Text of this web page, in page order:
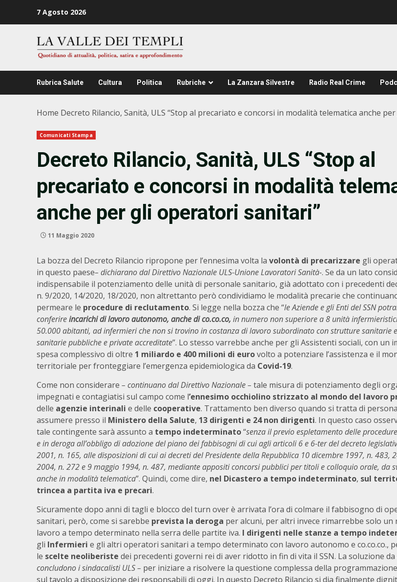
7 Agosto 2026
Rubrica Salute Cultura Politica Rubriche La Zanzara Silvestre Radio Real Crime
Home Decreto Rilancio, Sanità, ULS “Stop al precariato e concorsi in modalità telematica anche
Comunicati Stampa
Decreto Rilancio, Sanità, ULS “Stop al
precariato e concorsi in modalità
anche per gli operatori sanitari”
11 Maggio 2020
La bozza del Decreto Rilancio ripropone per l’ennesima volta la volontà di precarizzare gli
in questo paese– dichiarano dal Direttivo Nazionale ULS-Unione Lavoratori Sanità-. Se da un lato
indispensabile il potenziamento delle unità di personale sanitario, già adottato con i precedenti
n. 9/2020, 14/2020, 18/2020, non altrettanto però condividiamo le modalità precarie che
permeare le procedure di reclutamento. Si legge nella bozza che “le Aziende e gli Enti del SSN
conferireincarichi di lavoro autonomo, anche di co.co.co, in numero non superiore a 8 unità
50.000 abitanti, ad infermieri che non si trovino in costanza di lavoro subordinato con strutture sanitarie
sanitarie pubbliche e private accreditate”. Lo stesso varrebbe anche per gli Assistenti sociali, con un
spesa complessivo di oltre 1 miliardo e 400 milioni di eurovolto a potenziare l’assistenza e il
territoriale per fronteggiare l’emergenza epidemiologica da Covid-19.
Come non considerare – continuano dal Direttivo Nazionale – tale misura di potenziamento degli
impegnati e contagiatisi sul campo come l’ennesimo occhiolino strizzato al mondo del lavoro
delle agenzie interinali e delle cooperative. Trattamento ben diverso quando si tratta di
assumere presso il Ministero della Salute, 13 dirigenti e 24 non dirigenti. In questo caso
tale contingente sarà assunto a tempo indeterminato“senza il previo espletamento delle
e in deroga all’obbligo di adozione del piano dei fabbisogni di cui agli articoli 6 e 6-ter del decreto
2001, n. 165, alle disposizioni di cui ai decreti del Presidente della Repubblica 10 dicembre 1997, n. 483,
2004, n. 272 e 9 maggio 1994, n. 487, mediante appositi concorsi pubblici per titoli e colloquio orale, da
anche in modalità telematica”. Quindi, come dire, nel Dicastero a tempo indeterminato, sul
trincea a partita iva e precari.
Sicuramente dopo anni di tagli e blocco del turn over è arrivata l’ora di colmare il fabbisogno di
sanitari, però, come si sarebbe prevista la deroga per alcuni, per altri invece rimarrebbe solo un
lavoro a tempo determinato nella serra delle partite iva. I dirigenti nelle stanze a tempo
gli Infermieri e gli altri operatori sanitari a tempo determinato con lavoro autonomo e co.co.co.,
le scelte neoliberiste dei precedenti governi rei di aver ridotto in fin di vita il SSN. La soluzione
concludono i sindacalisti ULS – per iniziare a risolvere la questione complessa della
sul tavolo a disposizione dei responsabili di oggi. In questo Decreto Rilancio si dia finalmente